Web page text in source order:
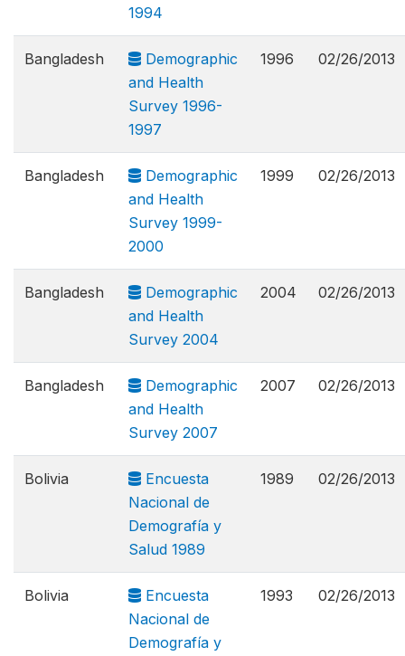
1994
Bangladesh
Demographic
and Health
Survey 1996-
1997
1996 02/26/2013
Bangladesh
Demographic
and Health
Survey 1999-
2000
1999 02/26/2013
Bangladesh
Demographic
and Health
Survey 2004
2004 02/26/2013
Bangladesh
Demographic
and Health
Survey 2007
2007 02/26/2013
Bolivia
Encuesta
Nacional de
Demografía y
Salud 1989
1989 02/26/2013
Bolivia
Encuesta
Nacional de
Demografía y
1993 02/26/2013